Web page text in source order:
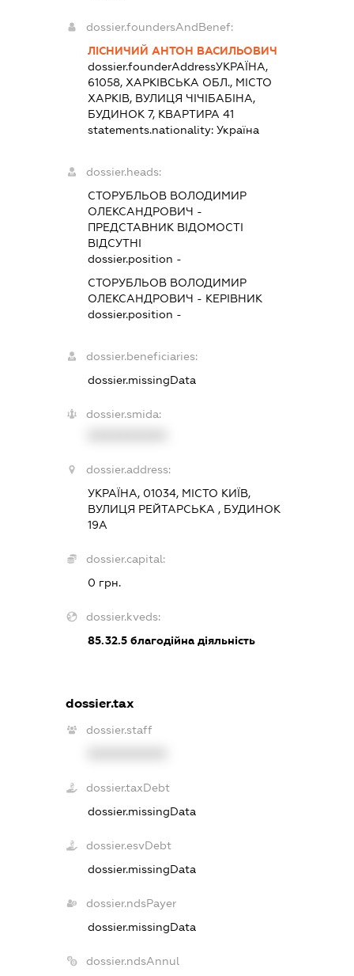
dossier.foundersAndBenef:
ЛІСНИЧИЙ АНТОН ВАСИЛЬОВИЧ
dossier.founderAddressУКРАЇНА,
61058, ХАРКІВСЬКА ОБЛ., МІСТО
ХАРКІВ, ВУЛИЦЯ ЧІЧІБАБІНА,
БУДИНОК 7, КВАРТИРА 41
statements.nationality: Україна
dossier.heads:
СТОРУБЛЬОВ ВОЛОДИМИР
ОЛЕКСАНДРОВИЧ -
ПРЕДСТАВНИК ВІДОМОСТІ
ВІДСУТНІ
dossier.position -
СТОРУБЛЬОВ ВОЛОДИМИР
ОЛЕКСАНДРОВИЧ - КЕРІВНИК
dossier.position -
dossier.beneficiaries:
dossier.missingData
dossier.smida:
dossier.address:
УКРАЇНА, 01034, МІСТО КИЇВ,
ВУЛИЦЯ РЕЙТАРСЬКА , БУДИНОК
19А
dossier.capital:
0 грн.
dossier.kveds:
85.32.5благодійна діяльність
dossier.tax
dossier.staff
dossier.taxDebt
dossier.missingData
dossier.esvDebt
dossier.missingData
dossier.ndsPayer
dossier.missingData
dossier.ndsAnnul